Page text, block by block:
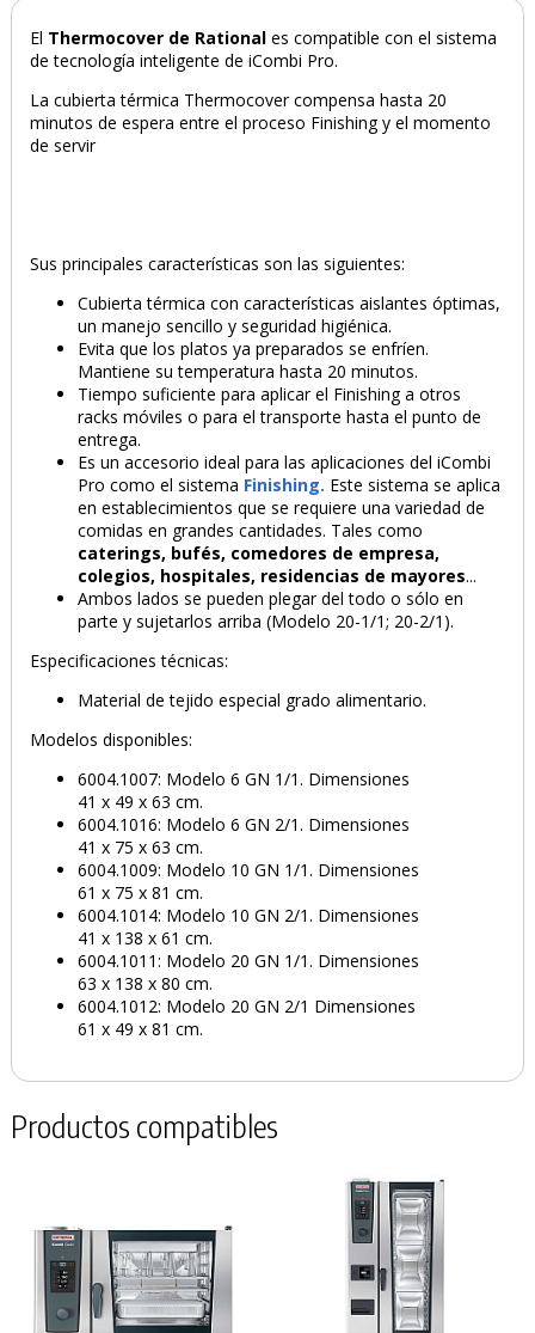
PRODUCTO AÑADIDO AL CARRITO
El Thermocover de Rationales compatible con el sistema
de tecnología inteligente de iCombi Pro.
La cubierta térmica Thermocover compensa hasta 20
minutos de espera entre el proceso Finishing y el momento
de servir
Sus principales características son las siguientes:
Cubierta térmica con características aislantes óptimas,
un manejo sencillo y seguridad higiénica.
Evita que los platos ya preparados se enfríen.
Mantiene su temperatura hasta 20 minutos.
Tiempo suficiente para aplicar el Finishing a otros
racks móviles o para el transporte hasta el punto de
entrega.
Es un accesorio ideal para las aplicaciones del iCombi
Pro como el sistema Finishing. Este sistema se aplica
en establecimientos que se requiere una variedad de
comidas en grandes cantidades. Tales como
caterings, bufés, comedores de empresa,
colegios, hospitales, residencias de mayores...
Ambos lados se pueden plegar del todo o sólo en
parte y sujetarlos arriba (Modelo 20-1/1; 20-2/1).
Especificaciones técnicas:
Material de tejido especial grado alimentario.
Modelos disponibles:
6004.1007: Modelo 6 GN 1/1. Dimensiones
41 x 49 x 63 cm.
6004.1016: Modelo 6 GN 2/1. Dimensiones
41 x 75 x 63 cm.
6004.1009: Modelo 10 GN 1/1. Dimensiones
61 x 75 x 81 cm.
6004.1014: Modelo 10 GN 2/1. Dimensiones
41 x 138 x 61 cm.
6004.1011: Modelo 20 GN 1/1. Dimensiones
63 x 138 x 80 cm.
6004.1012: Modelo 20 GN 2/1 Dimensiones
61 x 49 x 81 cm.
Productos compatibles